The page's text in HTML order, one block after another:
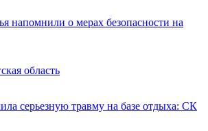
напомнили о мерах безопасности на
область
серьезную травму на базе отдыха: СК